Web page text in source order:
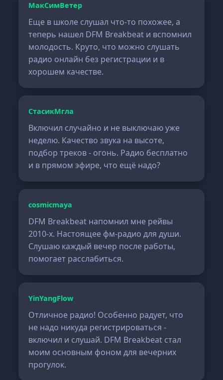
МакСимВетер
Еще в школе слушал что-то похожее, а
теперь нашел DFM Breakbeat и вспомнил
молодость. Круто, что можно слушать
радио онлайн без регистрации и в
хорошем качестве.
СтасикМгла
Включил случайно и не выключаю уже
неделю. Качество звука на высоте,
подбор треков - огонь. Радио бесплатно
и в прямом эфире, что ещё надо?
cosmicmaya
DFM Breakbeat напомнил мне рейвы
2010-х. Настоящее фм-радио для души.
Слушаю каждый вечер после работы,
помогает расслабиться.
YinYangFlow
Отличное радио! Особенно радует, что
не надо никуда регистрироваться -
включил и слушай. DFM Breakbeat стал
моим основным фоном для вечерних
прогулок.